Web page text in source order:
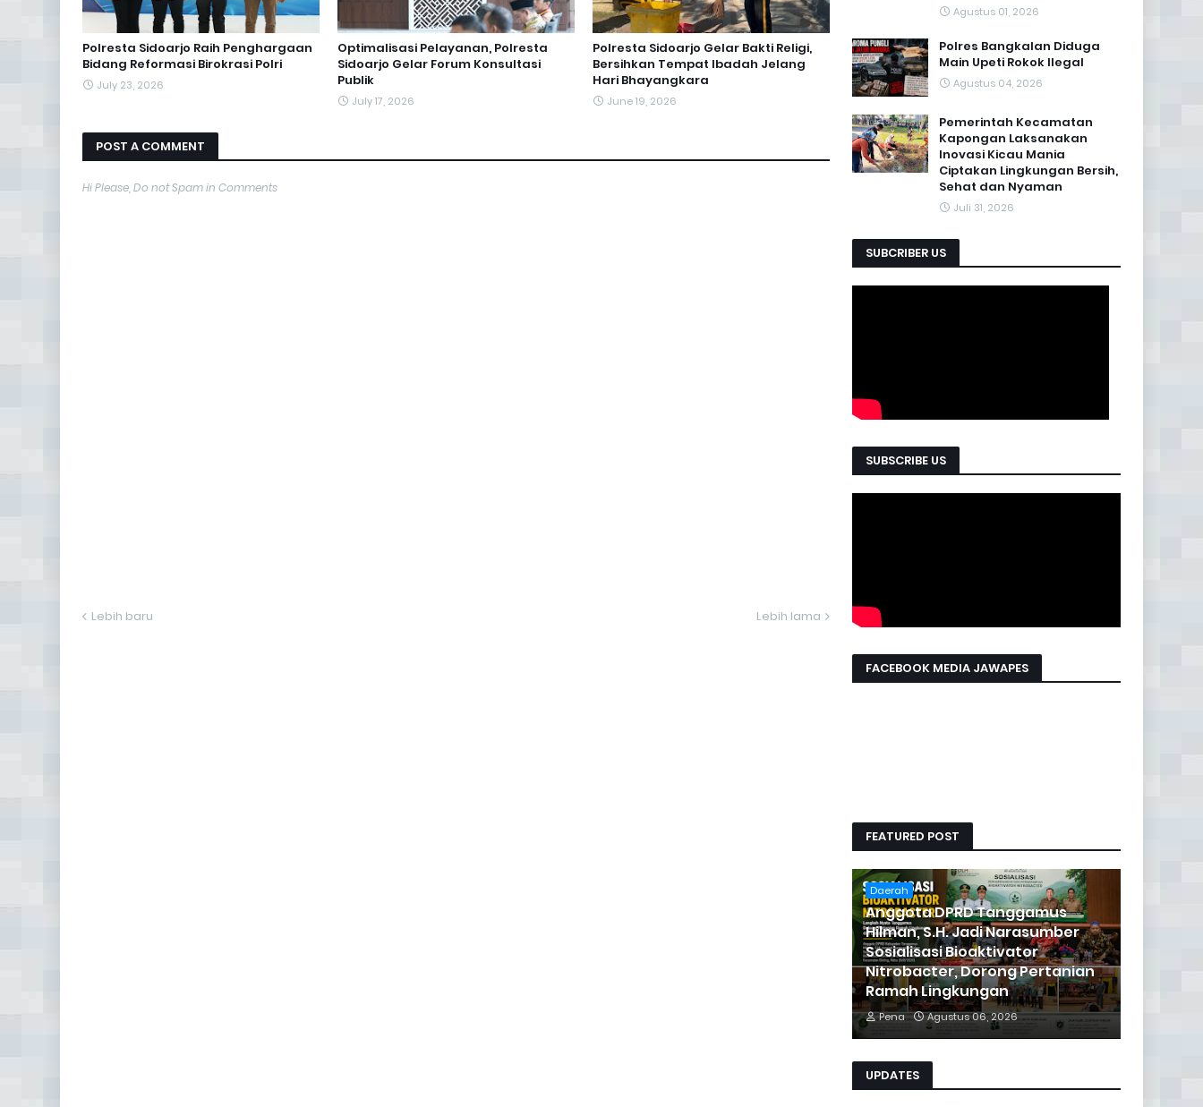
Polresta Sidoarjo Raih Penghargaan
Bidang Reformasi Birokrasi Polri
July 23, 2026
Optimalisasi Pelayanan, Polresta
Sidoarjo Gelar Forum Konsultasi
Publik
July 17, 2026
Polresta Sidoarjo Gelar Bakti Religi,
Bersihkan Tempat Ibadah Jelang
Hari Bhayangkara
June 19, 2026
POST A COMMENT
Hi Please, Do not Spam in Comments
Lebih baru Lebih lama
Agustus 01, 2026
Polres Bangkalan Diduga
Main Upeti Rokok Ilegal
Agustus 04, 2026
Pemerintah Kecamatan
Kapongan Laksanakan
Inovasi Kicau Mania
Ciptakan Lingkungan Bersih,
Sehat dan Nyaman
Juli 31, 2026
SUBCRIBER US
SUBSCRIBE US
FACEBOOK MEDIA JAWAPES
FEATURED POST
Daerah
Anggota DPRD Tanggamus
Hilman, S.H. Jadi Narasumber
Sosialisasi Bioaktivator
Nitrobacter, Dorong Pertanian
Ramah Lingkungan
Pena Agustus 06, 2026
UPDATES